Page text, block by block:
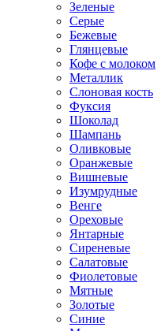
Зеленые
Серые
Бежевые
Глянцевые
Кофе с молоком
Металлик
Слоновая кость
Фуксия
Шоколад
Шампань
Оливковые
Оранжевые
Вишневые
Изумрудные
Венге
Ореховые
Янтарные
Сиреневые
Салатовые
Фиолетовые
Мятные
Золотые
Синие